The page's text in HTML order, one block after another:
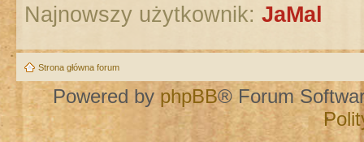
Najnowszy użytkownik: JaMal
Strona główna forum
Powered by phpBB® Forum